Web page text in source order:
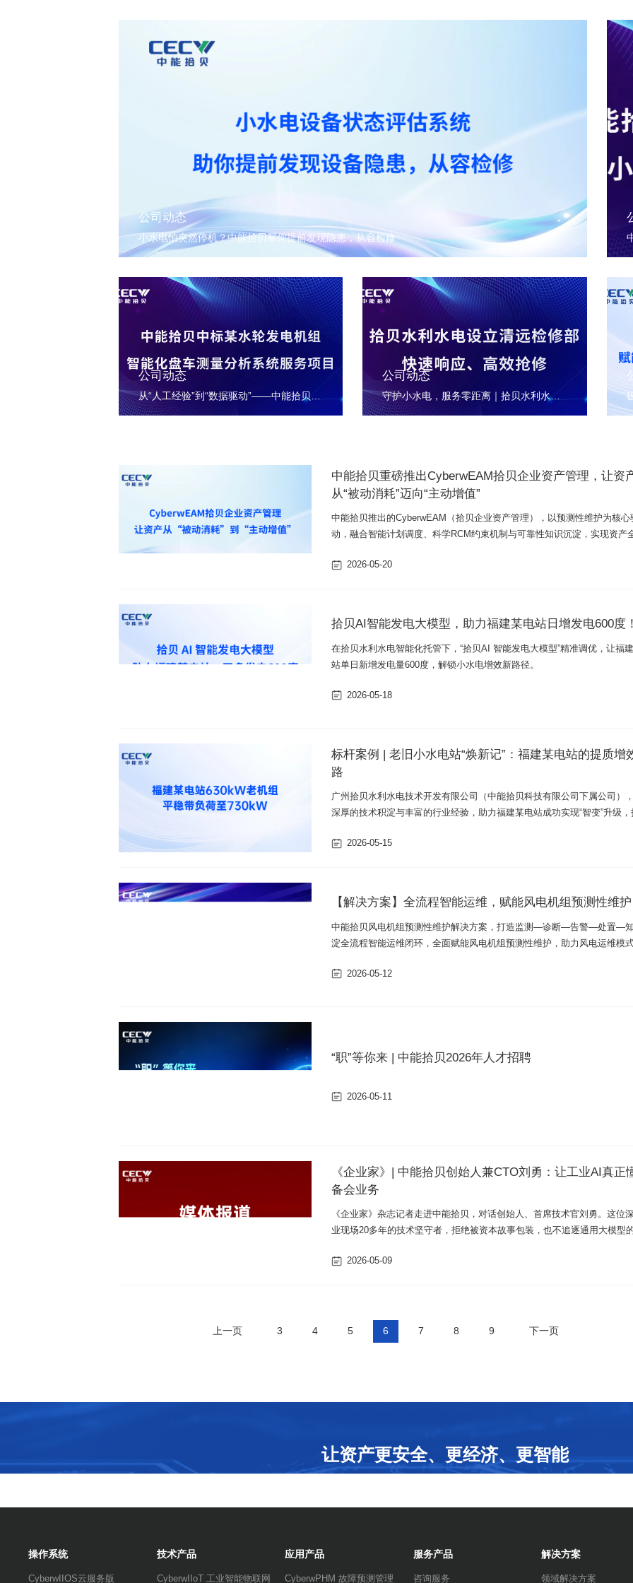
公司动态
小水电怕突然停机？中能拾贝帮你提前发现隐患，从容检修
公司动态 公司动态
守护小水电，服务零距离｜拾贝水利水电设立清远检修部
中能拾贝重磅推出CyberwEAM拾贝企业资产管理，让资
从“被动消耗”迈向“主动增值”
中能拾贝推出的CyberwEAM（拾贝企业资产管理），以预测性维护为核心
动，融合智能计划调度、科学RCM约束机制与可靠性知识沉淀，实现资产
产管理的“战略操盘手”。
2026-05-20
拾贝AI智能发电大模型，助力福建某电站日增发电600度！
在拾贝水利水电智能化托管下，“拾贝AI 智能发电大模型”精准调优，让福
站单日新增发电量600度，解锁小水电增效新路径。
2026-05-18
标杆案例 | 老旧小水电站“焕新记”：福建某电站的提质增
路
广州拾贝水利水电技术开发有限公司（中能拾贝科技有限公司下属公司）
深厚的技术积淀与丰富的行业经验，助力福建某电站成功实现“智变”升级，
2026-05-15
【解决方案】全流程智能运维，赋能风电机组预测性维护
中能拾贝风电机组预测性维护解决方案，打造监测—诊断—告警—处置—
淀全流程智能运维闭环，全面赋能风电机组预测性维护，助力风电运维模式
2026-05-12
“职”等你来 | 中能拾贝2026年人才招聘
2026-05-11
《企业家》| 中能拾贝创始人兼CTO刘勇：让工业AI真正
备会业务
《企业家》杂志记者走进中能拾贝，对话创始人、首席技术官刘勇。这位
业现场20多年的技术坚守者，拒绝被资本故事包装，也不追逐通用大模型
语言中寻找硬核价值。
2026-05-09
上一页 3 4 5 6 7 8 9 下一页
让资产更安全、更经济、更智能
操作系统
CyberwIIOS云服务版
技术产品
CyberwIIoT 工业智能物联网
应用产品
CyberwPHM 故障预测管理
服务产品
咨询服务
解决方案
领域解决方案